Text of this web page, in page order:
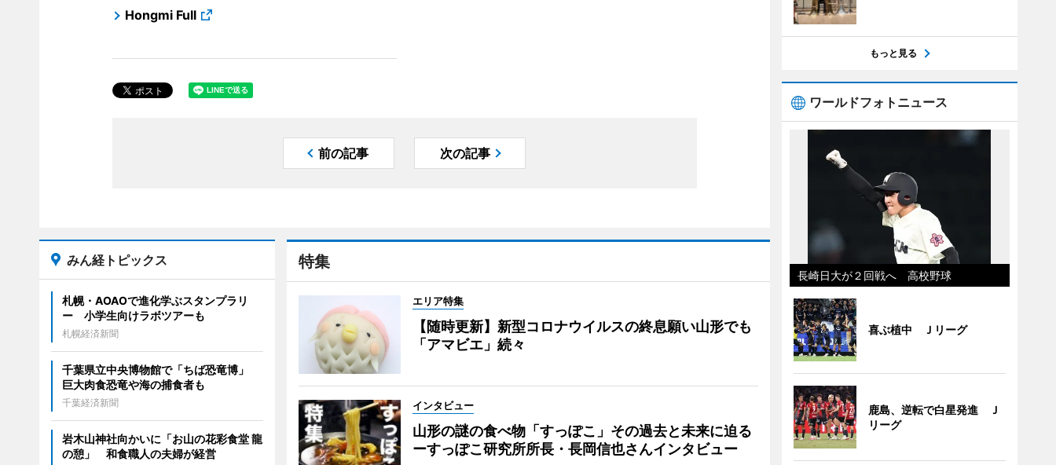
Hongmi Full
前の記事 次の記事
特集
エリア特集
【随時更新】新型コロナウイルスの終息願い山形でも
「アマビエ」続々
インタビュー
山形の謎の食べ物「すっぽこ」その過去と未来に迫る
ーすっぽこ研究所所長・長岡信也さんインタビュー
みん経トピックス
札幌・AOAOで進化学ぶスタンプラリ
ー 小学生向けラボツアーも
札幌経済新聞
千葉県立中央博物館で「ちば恐竜博」
巨大肉食恐竜や海の捕食者も
千葉経済新聞
岩木山神社向かいに「お山の花彩食堂 龍
の憩」 和食職人の夫婦が経営
もっと見る
ワールドフォトニュース
長崎日大が２回戦へ 高校野球
喜ぶ植中 Ｊリーグ
鹿島、逆転で白星発進 Ｊ
リーグ